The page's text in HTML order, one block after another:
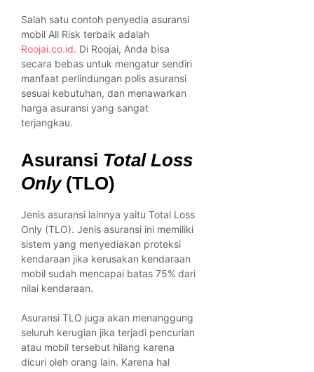
Salah satu contoh penyedia asuransi
mobil All Risk terbaik adalah
Roojai.co.id. Di Roojai, Anda bisa
secara bebas untuk mengatur sendiri
manfaat perlindungan polis asuransi
sesuai kebutuhan, dan menawarkan
harga asuransi yang sangat
terjangkau.
Asuransi Total Loss
Only(TLO)
Jenis asuransi lainnya yaitu Total Loss
Only (TLO). Jenis asuransi ini memiliki
sistem yang menyediakan proteksi
kendaraan jika kerusakan kendaraan
mobil sudah mencapai batas 75% dari
nilai kendaraan.
Asuransi TLO juga akan menanggung
seluruh kerugian jika terjadi pencurian
atau mobil tersebut hilang karena
dicuri oleh orang lain. Karena hal